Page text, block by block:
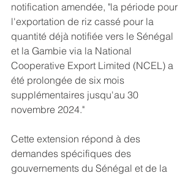
notification amendée, "la période pour
l'exportation de riz cassé pour la
quantité déjà notifiée vers le Sénégal
et la Gambie via la National
Cooperative Export Limited (NCEL) a
été prolongée de six mois
supplémentaires jusqu'au 30
novembre 2024."
Cette extension répond à des
demandes spécifiques des
gouvernements du Sénégal et de la